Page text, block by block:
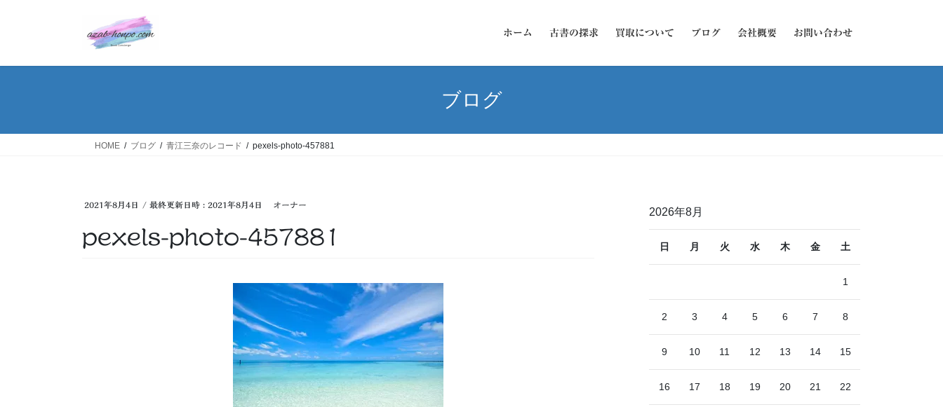
ホーム 古書の探求 買取について ブログ 会社概要 お問い合わせ
ブログ
HOME ブログ 青江三奈のレコード pexels-photo-457881
2021年8月4日 / 最終更新日時 : 2021年8月4日 オーナー
pexels-photo-457881
2026年8月
日 月 火 水 木 金 土
1
2 3 4 5 6 7 8
9 10 11 12 13 14 15
16 17 18 19 20 21 22